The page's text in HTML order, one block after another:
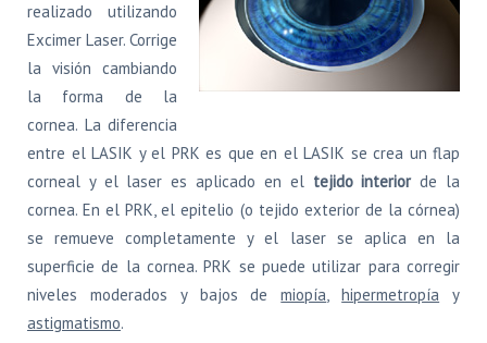
realizado utilizando
Excimer Laser. Corrige
la visión cambiando
la forma de la
cornea. La diferencia
entre el LASIK y el PRK es que en el LASIK se crea un flap
corneal y el laser es aplicado en el tejido interiorde la
cornea. En el PRK, el epitelio (o tejido exterior de la córnea)
se remueve completamente y el laser se aplica en la
superficie de la cornea. PRK se puede utilizar para corregir
niveles moderados y bajos demiopía,hipermetropía y
astigmatismo.